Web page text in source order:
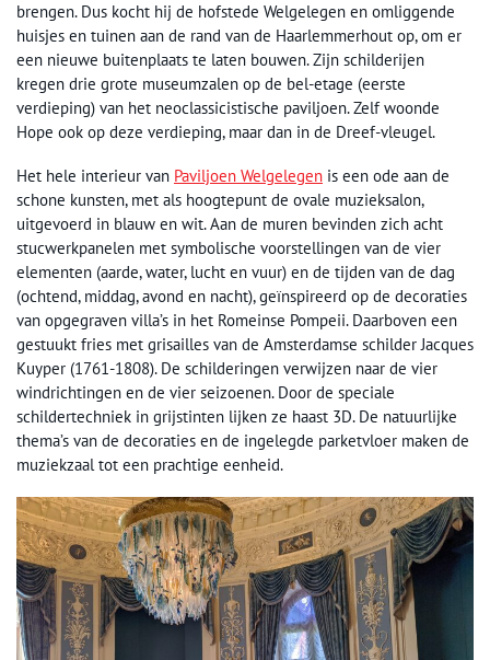
brengen. Dus kocht hij de hofstede Welgelegen en omliggende
huisjes en tuinen aan de rand van de Haarlemmerhout op, om er
een nieuwe buitenplaats te laten bouwen. Zijn schilderijen
kregen drie grote museumzalen op de bel-etage (eerste
verdieping) van het neoclassicistische paviljoen. Zelf woonde
Hope ook op deze verdieping, maar dan in de Dreef-vleugel.
Het hele interieur van Paviljoen Welgelegen is een ode aan de
schone kunsten, met als hoogtepunt de ovale muzieksalon,
uitgevoerd in blauw en wit. Aan de muren bevinden zich acht
stucwerkpanelen met symbolische voorstellingen van de vier
elementen (aarde, water, lucht en vuur) en de tijden van de dag
(ochtend, middag, avond en nacht), geïnspireerd op de decoraties
van opgegraven villa’s in het Romeinse Pompeii. Daarboven een
gestuukt fries met grisailles van de Amsterdamse schilder Jacques
Kuyper (1761-1808). De schilderingen verwijzen naar de vier
windrichtingen en de vier seizoenen. Door de speciale
schildertechniek in grijstinten lijken ze haast 3D. De natuurlijke
thema’s van de decoraties en de ingelegde parketvloer maken de
muziekzaal tot een prachtige eenheid.